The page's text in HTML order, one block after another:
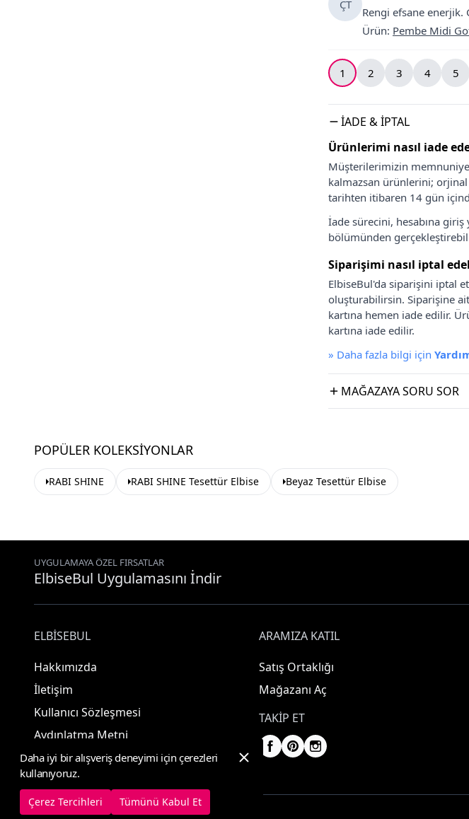
ÇT
Rengi efsane
Ürün: Pembe Midi
1 2 3 4 5
İADE & İPTAL
Ürünlerimi nasıl iade
Müşterilerimizin
kalmazsan ürünlerini; orjinal
tarihten itibaren 14 gün
İade sürecini, hesabına
bölümünden
Siparişimi nasıl iptal
ElbiseBul'da siparişini iptal
oluşturabilirsin. Siparişine
kartına hemen iade edilir.
kartına iade edilir.
» Daha fazla bilgi için
MAĞAZAYA SORU SOR
POPÜLER KOLEKSIYONLAR
RABI SHINE RABI SHINE Tesettür Elbise Beyaz Tesettür Elbise
UYGULAMAYA ÖZEL FIRSATLAR
ElbiseBul Uygulamasını İndir
ELBISEBUL
Hakkımızda
İletişim
Kullanıcı Sözleşmesi
Aydınlatma Metni
ARAMIZA KATIL
Satış Ortaklığı
Mağazanı Aç
TAKIP ET
© 2025 ElbiseBul -Her Hakkı Saklıdır
Daha iyi bir alışveriş deneyimi için çerezleri
kullanıyoruz.
Çerez Tercihleri Tümünü Kabul Et